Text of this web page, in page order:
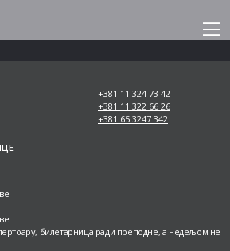
+381 11 324 73 42
+381 11 322 66 26
+381 65 3247 342
билетарница ради преподне, а недељом не